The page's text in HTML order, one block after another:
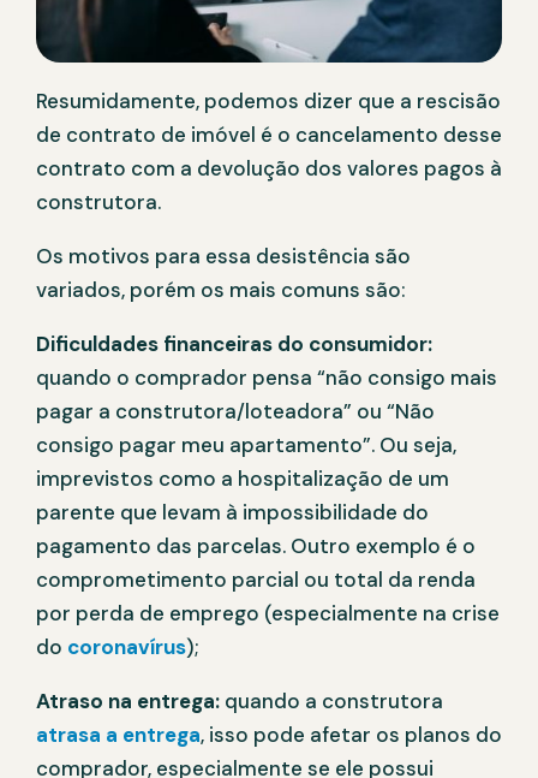
Resumidamente, podemos dizer que a rescisão
de contrato de imóvel é o cancelamento desse
contrato com a devolução dos valores pagos à
construtora.
Os motivos para essa desistência são
variados, porém os mais comuns são:
Dificuldades financeiras do consumidor:
quando o comprador pensa “não consigo mais
pagar a construtora/loteadora” ou “Não
consigo pagar meu apartamento”. Ou seja,
imprevistos como a hospitalização de um
parente que levam à impossibilidade do
pagamento das parcelas. Outro exemplo é o
comprometimento parcial ou total da renda
por perda de emprego (especialmente na crise
do coronavírus);
Atraso na entrega: quando a construtora
atrasa a entrega, isso pode afetar os planos do
comprador, especialmente se ele possui